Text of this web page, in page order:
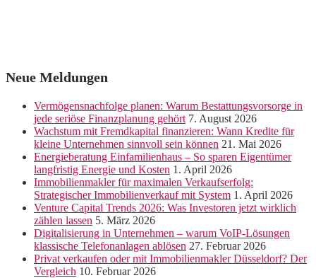
Neue Meldungen
Vermögensnachfolge planen: Warum Bestattungsvorsorge in
jede seriöse Finanzplanung gehört 7. August 2026
Wachstum mit Fremdkapital finanzieren: Wann Kredite für
kleine Unternehmen sinnvoll sein können 21. Mai 2026
Energieberatung Einfamilienhaus – So sparen Eigentümer
langfristig Energie und Kosten 1. April 2026
Immobilienmakler für maximalen Verkaufserfolg:
Strategischer Immobilienverkauf mit System 1. April 2026
Venture Capital Trends 2026: Was Investoren jetzt wirklich
zählen lassen 5. März 2026
Digitalisierung in Unternehmen – warum VoIP-Lösungen
klassische Telefonanlagen ablösen 27. Februar 2026
Privat verkaufen oder mit Immobilienmakler Düsseldorf? Der
Vergleich 10. Februar 2026